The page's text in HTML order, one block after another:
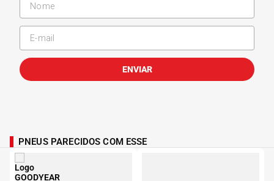
ENVIAR
PNEUS PARECIDOS COM ESSE